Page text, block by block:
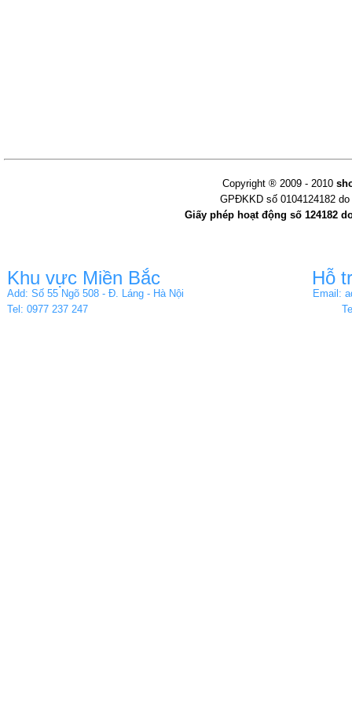
Copyright ® 2009 - 2010
GPĐKKD số 0104124182
Giấy phép hoạt động số 124182
Khu vực Miền Bắc
Add: Số 55 Ngõ 508 - Đ. Láng - Hà Nội
Tel: 0977 237 247
Hỗ
Email: